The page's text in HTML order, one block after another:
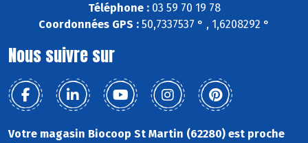
Téléphone :03 59 70 19 78
Coordonnées GPS : 50,7337537 ° , 1,6208292 °
Nous suivre sur
Votre magasin Biocoop St Martin (62280) est proche